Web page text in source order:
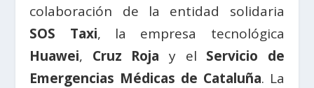
colaboración de la entidad solidaria
SOS Taxi, la empresa tecnológica
Huawei, Cruz Roja y el Servicio de
Emergencias Médicas de Cataluña. La